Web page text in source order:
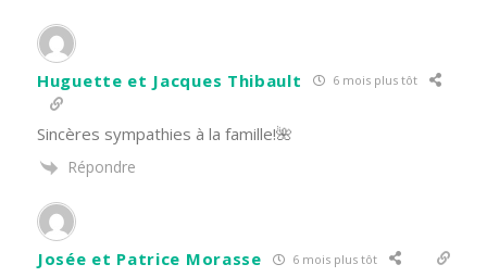
Huguette et Jacques Thibault 6 mois plus tôt
Sincères sympathies à la famille!🌺
Répondre
Josée et Patrice Morasse 6 mois plus tôt